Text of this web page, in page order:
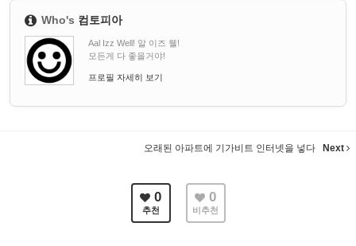
Who's 컴토피아
Aal Izz Well! 알 이즈 웰!
모든게 다 좋을거야!
프로필 자세히 보기
오래된 아파트에 기가비트 인터넷을 넣다 Next
0
추천
0
비추천